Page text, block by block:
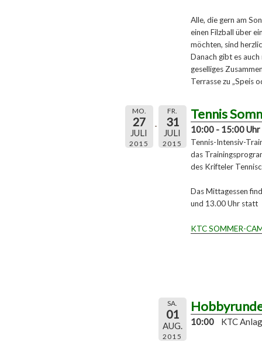
Alle, die gern am
einen Filzball über
möchten, sind
Danach gibt es auch
geselliges
Terrasse zu „Speis
MO.
27
JULI
2015
FR.
31
JULI
2015
Tennis
10:00 - 15:00 Uhr
Tennis-Intensiv-
das
des Krifteler
Das Mittagessen
und 13.00 Uhr statt
KTC SOMMER-
SA.
01
AUG.
2015
10:00 KTC